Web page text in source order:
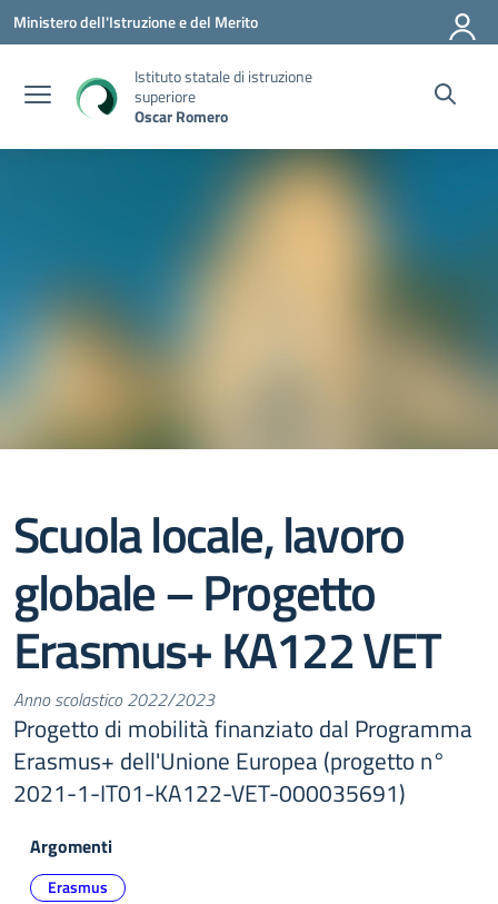
Vai ai contenuti
Vai al menu di navigazione
Vai al footer
Ministero dell'Istruzione e del Merito
Istituto statale di istruzione
superiore
Oscar Romero
Scuola locale, lavoro
globale – Progetto
Erasmus+ KA122 VET
Anno scolastico 2022/2023
Progetto di mobilità finanziato dal Programma
Erasmus+ dell'Unione Europea (progetto n°
2021-1-IT01-KA122-VET-000035691)
Argomenti
Erasmus